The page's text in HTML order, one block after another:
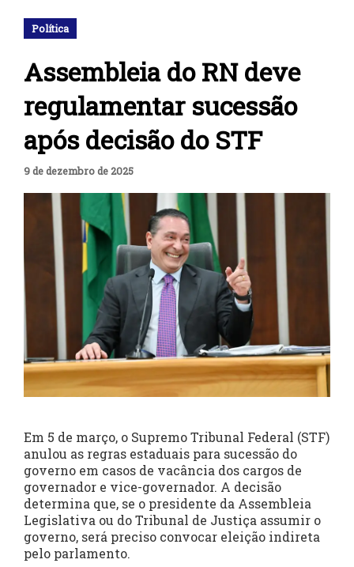
Política
Assembleia do RN deve
regulamentar sucessão
após decisão do STF
9 de dezembro de 2025
Em 5 de março, o Supremo Tribunal Federal (STF)
anulou as regras estaduais para sucessão do
governo em casos de vacância dos cargos de
governador e vice-governador. A decisão
determina que, se o presidente da Assembleia
Legislativa ou do Tribunal de Justiça assumir o
governo, será preciso convocar eleição indireta
pelo parlamento.